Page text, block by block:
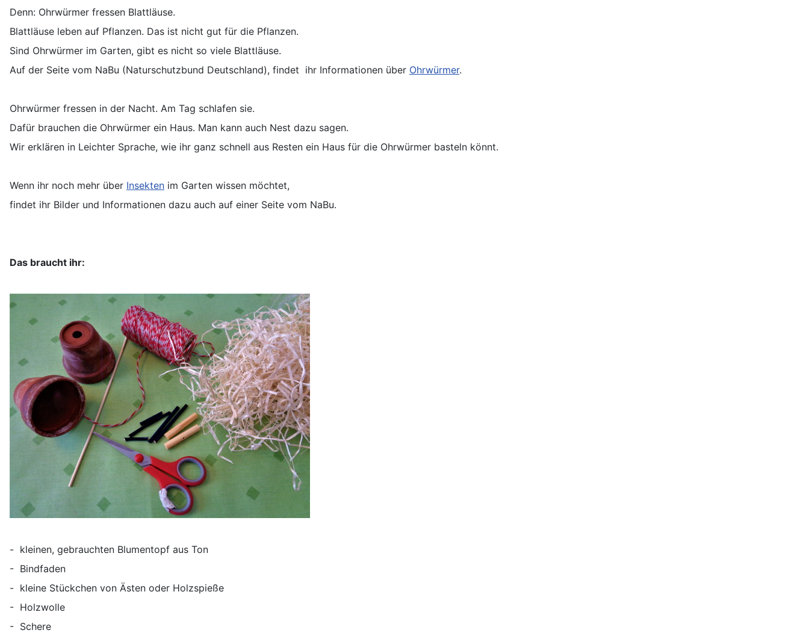
Denn: Ohrwürmer fressen Blattläuse.
Blattläuse leben auf Pflanzen. Das ist nicht gut für die Pflanzen.
Sind Ohrwürmer im Garten, gibt es nicht so viele Blattläuse.
Auf der Seite vom NaBu (Naturschutzbund Deutschland), findet ihr Informationen über Ohrwürmer.
Ohrwürmer fressen in der Nacht. Am Tag schlafen sie.
Dafür brauchen die Ohrwürmer ein Haus. Man kann auch Nest dazu sagen.
Wir erklären in Leichter Sprache, wie ihr ganz schnell aus Resten ein Haus für die Ohrwürmer basteln könnt.
Wenn ihr noch mehr über Insekten im Garten wissen möchtet,
findet ihr Bilder und Informationen dazu auch auf einer Seite vom NaBu.
Das braucht ihr:
- kleinen, gebrauchten Blumentopf aus Ton
- Bindfaden
- kleine Stückchen von Ästen oder Holzspieße
- Holzwolle
- Schere